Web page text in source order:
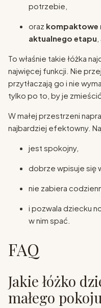
potrzebie,
oraz kompaktowe
aktualnego etapu
To właśnie takie łóżka
najwięcej funkcji. Nie
przytłaczają go i nie
tylko po to, by je zmieścić.
W małej przestrzeni
najbardziej efektowny.
jest spokojny,
dobrze wpisuje się
nie zabiera
i pozwala dziecku
w nim spać.
FAQ
Jakie łóżko
małego